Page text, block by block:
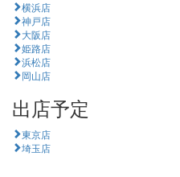
横浜店
神戸店
大阪店
姫路店
浜松店
岡山店
出店予定
東京店
埼玉店